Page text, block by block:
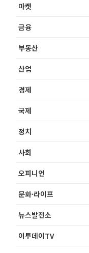
마켓
금융
부동산
산업
경제
국제
정치
사회
오피니언
문화·라이프
뉴스발전소
이투데이TV